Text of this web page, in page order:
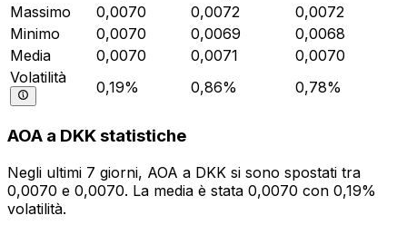
Massimo
0,0070 0,0072
0,0072
Minimo
0,0070 0,0069
0,0068
Media
0,0070 0,0071
0,0070
Volatilità
0,19% 0,86% 0,78%
AOA a DKK statistiche
Negli ultimi 7 giorni, AOA a DKK si sono spostati tra
0,0070 e 0,0070. La media è stata 0,0070 con 0,19%
volatilità.